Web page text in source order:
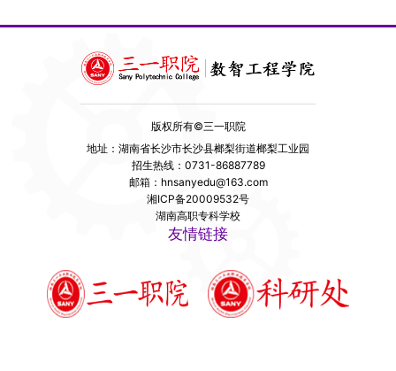
版权所有©三一职院
地址：湖南省长沙市长沙县榔梨街道榔梨工业园
招生热线：0731-86887789
邮箱：hnsanyedu@163.com
湘ICP备20009532号
湖南高职专科学校
友情链接